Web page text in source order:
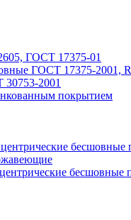
ГОСТ 17375-01
ГОСТ 17375-2001,
2001
покрытием
бесшовные
бесшовные